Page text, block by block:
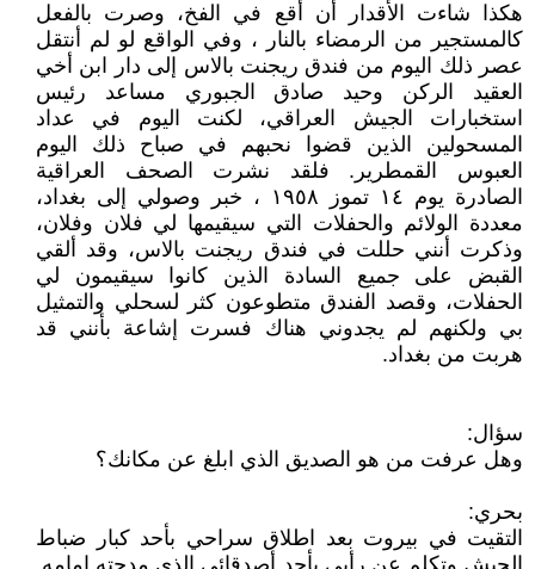
هكذا شاءت الأقدار أن أقع في الفخ، وصرت بالفعل
كالمستجير من الرمضاء بالنار ، وفي الواقع لو لم أنتقل
عصر ذلك اليوم من فندق ريجنت بالاس إلى دار ابن أخي
العقيد الركن وحيد صادق الجبوري مساعد رئيس
استخبارات الجيش العراقي، لكنت اليوم في عداد
المسحولين الذين قضوا نحبهم في صباح ذلك اليوم
العبوس القمطرير. فلقد نشرت الصحف العراقية
الصادرة يوم ١٤ تموز ١٩٥٨ ، خبر وصولي إلى بغداد،
معددة الولائم والحفلات التي سيقيمها لي فلان وفلان،
وذكرت أنني حللت في فندق ريجنت بالاس، وقد ألقي
القبض على جميع السادة الذين كانوا سيقيمون لي
الحفلات، وقصد الفندق متطوعون كثر لسحلي والتمثيل
بي ولكنهم لم يجدوني هناك فسرت إشاعة بأنني قد
هربت من بغداد.
سؤال:
وهل عرفت من هو الصديق الذي ابلغ عن مكانك؟
بحري:
التقيت في بيروت بعد اطلاق سراحي بأحد كبار ضباط